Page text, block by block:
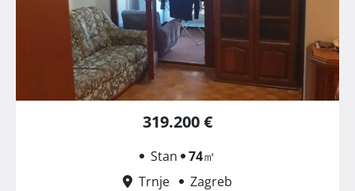
319.200 €
Stan 74㎡
Trnje
Zagreb